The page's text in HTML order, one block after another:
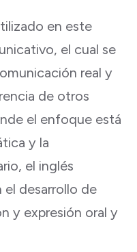
en este
el cual se
real y
de otros
el enfoque está
y la
el inglés
desarrollo de
y expresión oral y